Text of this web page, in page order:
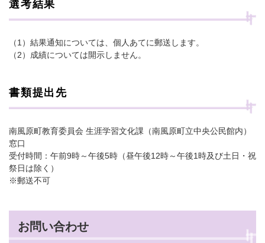
選考結果
（1）結果通知については、個人あてに郵送します。
（2）成績については開示しません。
書類提出先
南風原町教育委員会 生涯学習文化課（南風原町立中央公民館内）
窓口
受付時間：午前9時～午後5時（昼午後12時～午後1時及び土日・祝
祭日は除く）
※郵送不可
お問い合わせ